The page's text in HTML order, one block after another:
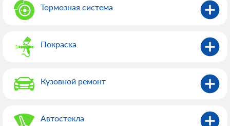
Тормозная система
Покраска
Кузовной ремонт
Автостекла